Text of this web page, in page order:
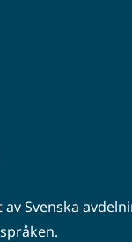
Svenska